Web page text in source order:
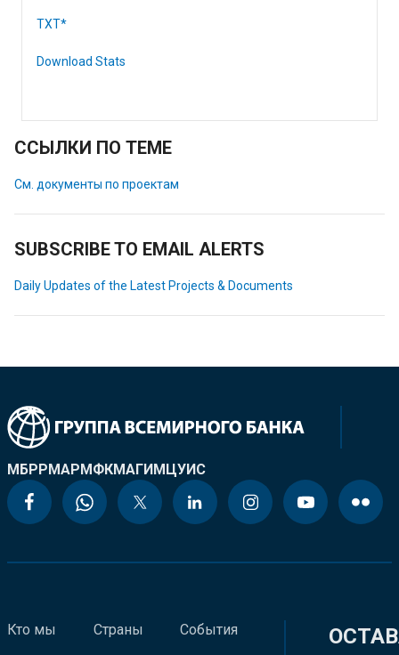
TXT*
Download Stats
ССЫЛКИ ПО ТЕМЕ
См. документы по проектам
SUBSCRIBE TO EMAIL ALERTS
Daily Updates of the Latest Projects & Documents
МБРРМАРМФКМАГИМЦУИС
Кто мы Страны События